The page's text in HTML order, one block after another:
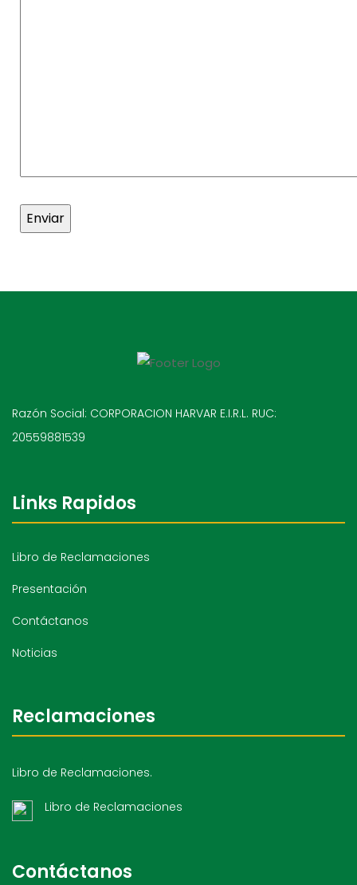
Razón Social: CORPORACION HARVAR E.I.R.L. RUC:
20559881539
Links Rapidos
Libro de Reclamaciones
Presentación
Contáctanos
Noticias
Reclamaciones
Libro de Reclamaciones.
Libro de Reclamaciones
Contáctanos